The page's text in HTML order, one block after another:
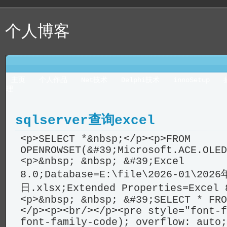
个人博客
sqlserver查询excel
<p>SELECT *&nbsp;</p><p>FROM
<p>&nbsp; &nbsp; &#39;Excel
8.0;Database=E:\file\2026-01\2026
日.xlsx;Extended Properties=Excel
<p>&nbsp; &nbsp; &#39;SELECT *
</p><p><br/></p><pre
font-family-code); overflow: